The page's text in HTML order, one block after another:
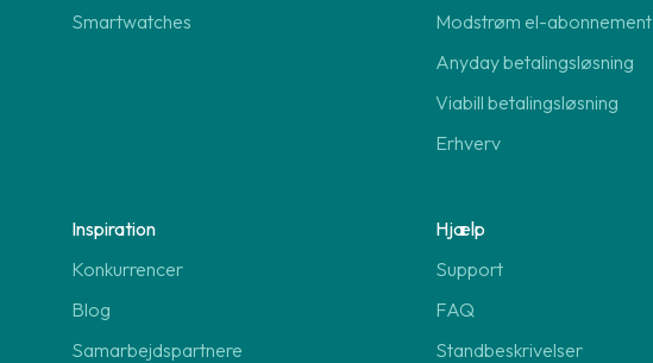
Smartwatches
Modstrøm el-abonnement
Anyday betalingsløsning
Viabill betalingsløsning
Erhverv
Inspiration
Konkurrencer
Blog
Samarbejdspartnere
Hjælp
Support
FAQ
Standbeskrivelser